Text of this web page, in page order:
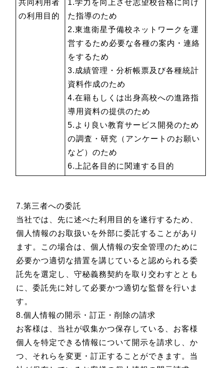
共同利用者
の利用目的
1.学力を向上させ志望校合格に向け
た指導のため
2.東進衛星予備校ネットワークを運
営するため必要な各種の案内・連絡
をするため
3.成績管理・分析帳票及び各種統計
資料作成のため
4.在籍もしくは出身高校への進路指
導用資料の提供のため
5.より良い教育サービス開発のため
の調査・研究（アンケートのお願い
など）のため
6.上記各目的に関連する目的
7.第三者への委託
当社では、先に述べた利用目的を遂行するため、
個人情報のお取扱いを外部に委託することがあり
ます。この場合は、個人情報の安全管理のために
必要かつ適切な措置を講じていると認められる委
託先を選定し、守秘義務契約を取り交わすととも
に、委託先に対して必要かつ適切な監督を行いま
す。
8.個人情報の開示・訂正・削除の請求
お客様は、当社が収集かつ保存している、お客様
個人を特定できる情報について開示を請求し、か
つ、それらを変更・訂正することができます。当